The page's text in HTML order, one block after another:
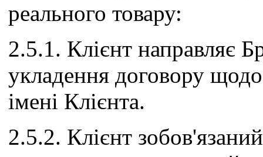
реального товару:
2.5.1. Клієнт направляє
укладення договору
імені Клієнта.
2.5.2. Клієнт